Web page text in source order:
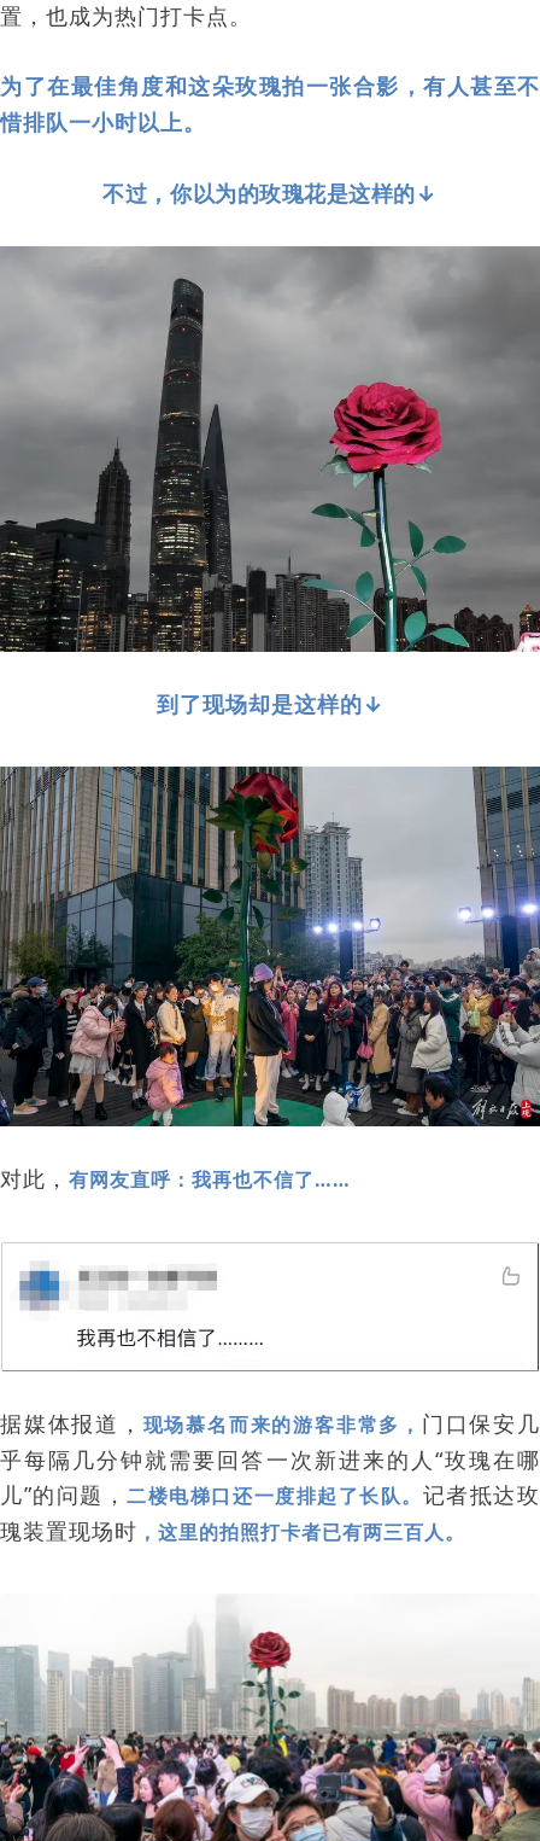
置，也成为热门打卡点。
为了在最佳角度和这朵玫瑰拍一张合影， 有人甚至不
惜排队一小时以上。
不过，你以为的玫瑰花是这样的↓
到了现场却是这样的↓
对此， 有网友直呼：我再也不信了……
据媒体报道， 现场慕名而来的游客非常多， 门口保安几
乎每隔几分钟就需要回答一次新进来的人“玫瑰在哪
儿”的问题，二楼电梯口还一度排起了长队。 记者抵达玫
瑰装置现场时 ，这里的拍照打卡者已有两三百人。